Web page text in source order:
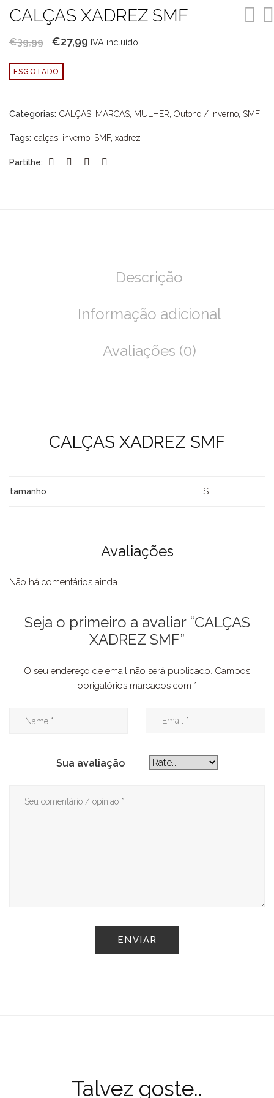
CALÇAS XADREZ SMF
€39,99
O
original
era:
€39,99.
€27,99 O
é:
€27,99.
IVA incluído
ESGOTADO
Categorias: CALÇAS, MARCAS, MULHER, Outono / Inverno, SMF
Tags: calças, inverno, SMF, xadrez
Partilhe:
Descrição
Informação adicional
Avaliações (0)
CALÇAS XADREZ SMF
tamanho S
Avaliações
Não há comentários ainda.
Seja o primeiro a avaliar “CALÇAS
XADREZ SMF”
O seu endereço de email não será publicado. Campos
obrigatórios marcados com *
Sua avaliação
Talvez goste..